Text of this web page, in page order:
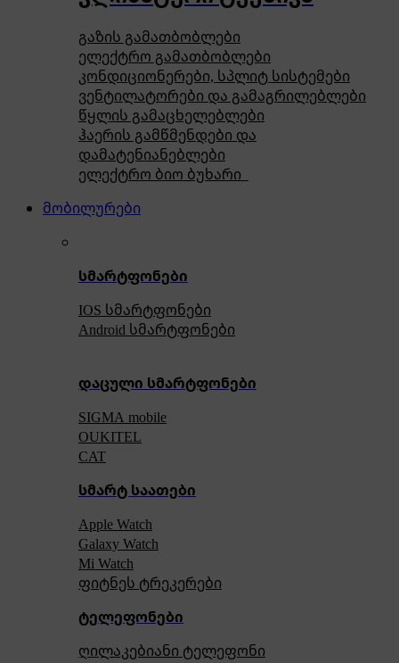
გაზის გამათბობლები
ელექტრო გამათბობლები
კონდიციონერები, სპლიტ სისტემები
ვენტილატორები და გამაგრილებლები
წყლის გამაცხელებლები
ჰაერის გამწმენდები და
დამატენიანებლები
ელექტრო ბიო ბუხარი
მობილურები
სმარტფონები
IOS სმარტფონები
Android სმარტფონები
დაცული სმარტფონები
SIGMA mobile
OUKITEL
CAT
სმარტ საათები
Apple Watch
Galaxy Watch
Mi Watch
ფიტნეს ტრეკერები
ტელეფონები
ღილაკებიანი ტელეფონი